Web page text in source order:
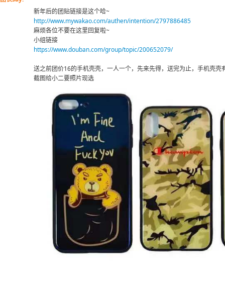
新年后的团贴链接是这个哈~
http://www.mywakao.com/authen/intention/2797886485
麻烦各位不要在这里回复啦~
小组链接
https://www.douban.com/group/topic/200652079/
送之前团价16的手机壳壳，一人一个，先来先得，送完为止，手机壳
截图给小二要照片现选